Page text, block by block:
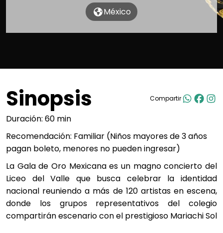
México
Sinopsis Compartir
Duración: 60 min
Recomendación: Familiar (Niños mayores de 3 años
pagan boleto, menores no pueden ingresar)
La Gala de Oro Mexicana es un magno concierto del
Liceo del Valle que busca celebrar la identidad
nacional reuniendo a más de 120 artistas en escena,
donde los grupos representativos del colegio
compartirán escenario con el prestigioso Mariachi Sol